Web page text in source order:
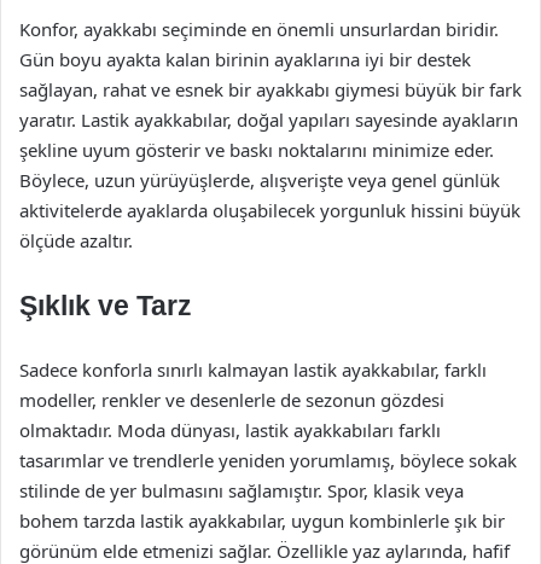
Konfor, ayakkabı seçiminde en önemli unsurlardan biridir.
Gün boyu ayakta kalan birinin ayaklarına iyi bir destek
sağlayan, rahat ve esnek bir ayakkabı giymesi büyük bir fark
yaratır. Lastik ayakkabılar, doğal yapıları sayesinde ayakların
şekline uyum gösterir ve baskı noktalarını minimize eder.
Böylece, uzun yürüyüşlerde, alışverişte veya genel günlük
aktivitelerde ayaklarda oluşabilecek yorgunluk hissini büyük
ölçüde azaltır.
Şıklık ve Tarz
Sadece konforla sınırlı kalmayan lastik ayakkabılar, farklı
modeller, renkler ve desenlerle de sezonun gözdesi
olmaktadır. Moda dünyası, lastik ayakkabıları farklı
tasarımlar ve trendlerle yeniden yorumlamış, böylece sokak
stilinde de yer bulmasını sağlamıştır. Spor, klasik veya
bohem tarzda lastik ayakkabılar, uygun kombinlerle şık bir
görünüm elde etmenizi sağlar. Özellikle yaz aylarında, hafif